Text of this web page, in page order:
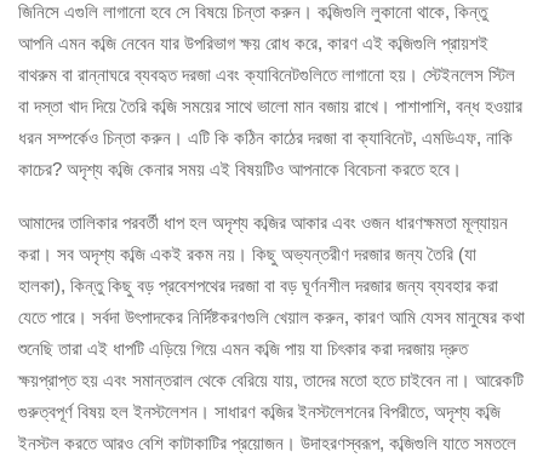
জিনিসে এগুলি লাগানো হবে সে বিষয়ে চিন্তা করুন। কব্জিগুলি লুকানো থাকে, কিন্তু
আপনি এমন কব্জি নেবেন যার উপরিভাগ ক্ষয় রোধ করে, কারণ এই কব্জিগুলি প্রায়শই
বাথরুম বা রান্নাঘরে ব্যবহৃত দরজা এবং ক্যাবিনেটগুলিতে লাগানো হয়। স্টেইনলেস স্টিল
বা দস্তা খাদ দিয়ে তৈরি কব্জি সময়ের সাথে ভালো মান বজায় রাখে। পাশাপাশি, বন্ধ হওয়ার
ধরন সম্পর্কেও চিন্তা করুন। এটি কি কঠিন কাঠের দরজা বা ক্যাবিনেট, এমডিএফ, নাকি
কাচের? অদৃশ্য কব্জি কেনার সময় এই বিষয়টিও আপনাকে বিবেচনা করতে হবে।
আমাদের তালিকার পরবর্তী ধাপ হল অদৃশ্য কব্জির আকার এবং ওজন ধারণক্ষমতা মূল্যায়ন
করা। সব অদৃশ্য কব্জি একই রকম নয়। কিছু অভ্যন্তরীণ দরজার জন্য তৈরি (যা
হালকা), কিন্তু কিছু বড় প্রবেশপথের দরজা বা বড় ঘূর্ণনশীল দরজার জন্য ব্যবহার করা
যেতে পারে। সর্বদা উৎপাদকের নির্দিষ্টকরণগুলি খেয়াল করুন, কারণ আমি যেসব মানুষের কথা
শুনেছি তারা এই ধাপটি এড়িয়ে গিয়ে এমন কব্জি পায় যা চিৎকার করা দরজায় দ্রুত
ক্ষয়প্রাপ্ত হয় এবং সমান্তরাল থেকে বেরিয়ে যায়, তাদের মতো হতে চাইবেন না। আরেকটি
গুরুত্বপূর্ণ বিষয় হল ইনস্টলেশন। সাধারণ কব্জির ইনস্টলেশনের বিপরীতে, অদৃশ্য কব্জি
ইনস্টল করতে আরও বেশি কাটাকাটির প্রয়োজন। উদাহরণস্বরূপ, কব্জিগুলি যাতে সমতলে